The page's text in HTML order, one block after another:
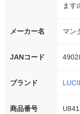
ます
メーカー名 マン
JANコード
ブランド
商品番号